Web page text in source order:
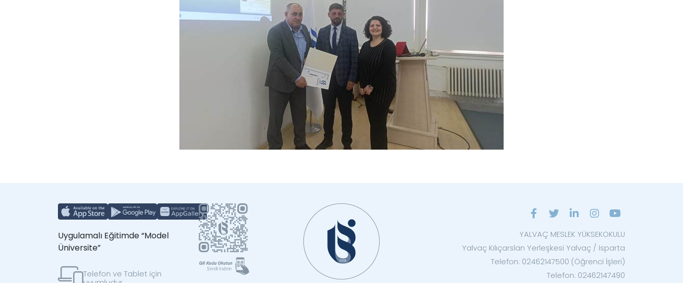
Uygulamalı Eğitimde “Model
Üniversite”
Telefon ve Tablet için
YALVAÇ MESLEK YÜKSEKOKULU
Yalvaç Kılıçarslan Yerleşkesi Yalvaç / Isparta
Telefon: 02462147500 (Öğrenci İşleri)
Telefon: 02462147490